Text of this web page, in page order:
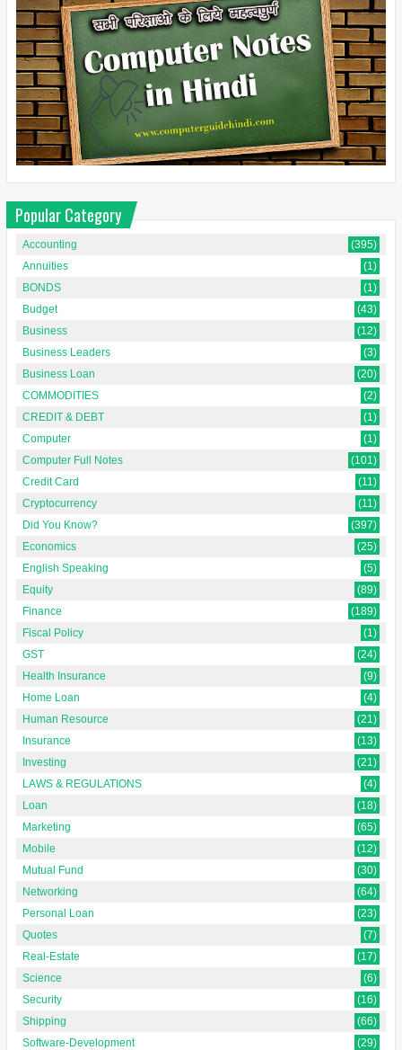
Popular Category
Accounting
(395)
Annuities
(1)
BONDS
(1)
Budget
(43)
Business
(12)
Business Leaders
(3)
Business Loan
(20)
COMMODITIES
(2)
CREDIT & DEBT
(1)
Computer
(1)
Computer Full Notes
(101)
Credit Card
(11)
Cryptocurrency
(11)
Did You Know?
(397)
Economics
(25)
English Speaking
(5)
Equity
(89)
Finance
(189)
Fiscal Policy
(1)
GST
(24)
Health Insurance
(9)
Home Loan
(4)
Human Resource
(21)
Insurance
(13)
Investing
(21)
LAWS & REGULATIONS
(4)
Loan
(18)
Marketing
(65)
Mobile
(12)
Mutual Fund
(30)
Networking
(64)
Personal Loan
(23)
Quotes
(7)
Real-Estate
(17)
Science
(6)
Security
(16)
Shipping
(66)
Software-Development
(29)